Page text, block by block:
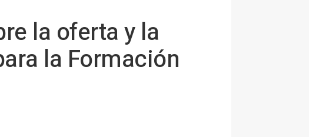
la oferta y la
la Formación